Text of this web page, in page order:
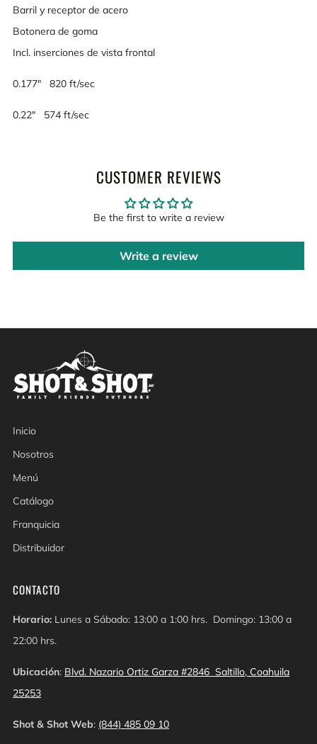
Barril y receptor de acero
Botonera de goma
Incl. inserciones de vista frontal
0.177" 820 ft/sec
0.22" 574 ft/sec
CUSTOMER REVIEWS
Be the first to write a review
Write a review
Inicio
Nosotros
Menú
Catálogo
Franquicia
Distribuidor
CONTACTO
Horario: Lunes a Sábado: 13:00 a 1:00 hrs. Domingo: 13:00 a
22:00 hrs.
Ubicación: Blvd. Nazario Ortiz Garza #2846 Saltillo, Coahuila
25253
Shot & Shot Web: (844) 485 09 10